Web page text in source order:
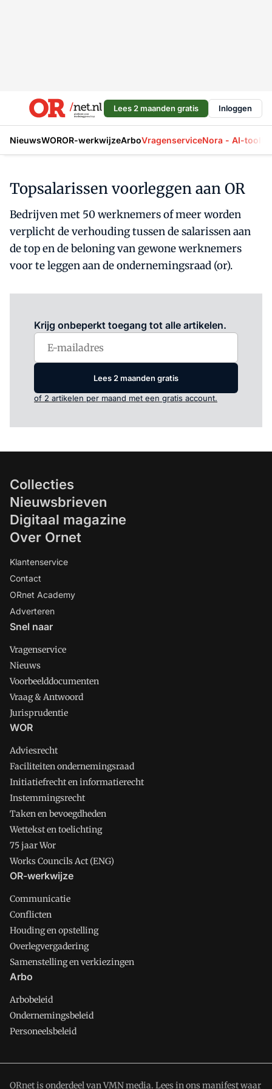
Lees 2 maanden gratis Inloggen
NieuwsWOROR-werkwijzeArboVragenserviceNora - AI-tool
Topsalarissen voorleggen aan OR
Bedrijven met 50 werknemers of meer worden
verplicht de verhouding tussen de salarissen aan
de top en de beloning van gewone werknemers
voor te leggen aan de ondernemingsraad (or).
Krijg onbeperkt toegang tot alle artikelen.
Lees 2 maanden gratis
of 2 artikelen per maand met een gratis account.
Collecties
Nieuwsbrieven
Digitaal magazine
Over Ornet
Klantenservice
Contact
ORnet Academy
Adverteren
Snel naar
Vragenservice
Nieuws
Voorbeelddocumenten
Vraag & Antwoord
Jurisprudentie
WOR
Adviesrecht
Faciliteiten ondernemingsraad
Initiatiefrecht en informatierecht
Instemmingsrecht
Taken en bevoegdheden
Wettekst en toelichting
75 jaar Wor
Works Councils Act (ENG)
OR-werkwijze
Communicatie
Conflicten
Houding en opstelling
Overlegvergadering
Samenstelling en verkiezingen
Arbo
Arbobeleid
Ondernemingsbeleid
Personeelsbeleid
ORnet is onderdeel van VMN media. Lees inons manifestwaar